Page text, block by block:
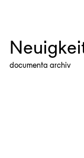
documenta archiv